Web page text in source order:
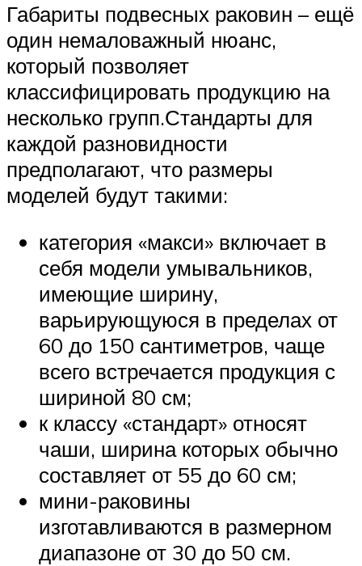
Габариты подвесных раковин – ещё
один немаловажный нюанс,
который позволяет
классифицировать продукцию на
несколько групп.Стандарты для
каждой разновидности
предполагают, что размеры
моделей будут такими:
категория «макси» включает в
себя модели умывальников,
имеющие ширину,
варьирующуюся в пределах от
60 до 150 сантиметров, чаще
всего встречается продукция с
шириной 80 см;
к классу «стандарт» относят
чаши, ширина которых обычно
составляет от 55 до 60 см;
мини-раковины
изготавливаются в размерном
диапазоне от 30 до 50 см.